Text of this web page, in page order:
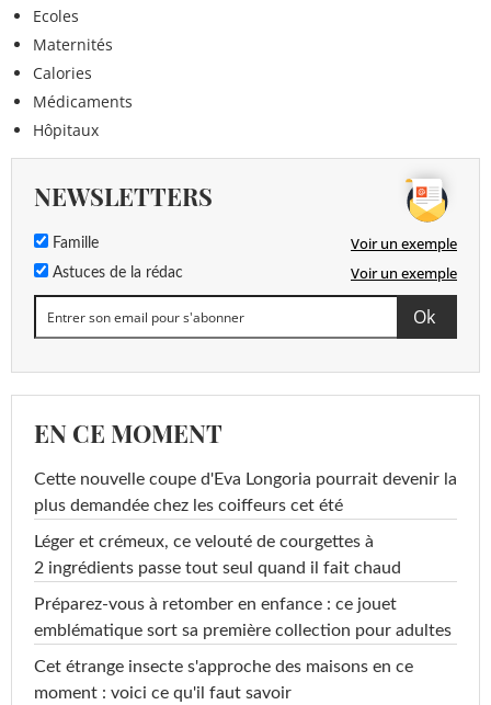
Ecoles
Maternités
Calories
Médicaments
Hôpitaux
NEWSLETTERS
Famille Voir un exemple
Astuces de la rédac Voir un exemple
EN CE MOMENT
Cette nouvelle coupe d'Eva Longoria pourrait devenir la
plus demandée chez les coiffeurs cet été
Léger et crémeux, ce velouté de courgettes à
2 ingrédients passe tout seul quand il fait chaud
Préparez-vous à retomber en enfance : ce jouet
emblématique sort sa première collection pour adultes
Cet étrange insecte s'approche des maisons en ce
moment : voici ce qu'il faut savoir